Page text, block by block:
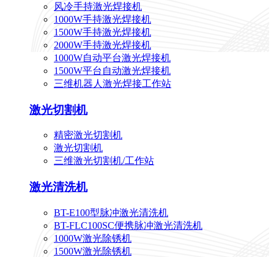
风冷手持激光焊接机
1000W手持激光焊接机
1500W手持激光焊接机
2000W手持激光焊接机
1000W自动平台激光焊接机
1500W平台自动激光焊接机
三维机器人激光焊接工作站
激光切割机
精密激光切割机
激光切割机
三维激光切割机/工作站
激光清洗机
BT-E100型脉冲激光清洗机
BT-FLC100SC便携脉冲激光清洗机
1000W激光除锈机
1500W激光除锈机